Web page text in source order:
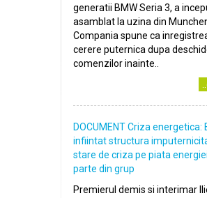
generatii BMW Seria 3, a
asamblat la uzina din
Compania spune ca
cerere puternica dupa
comenzilor inainte..
DOCUMENT Criza energetica:
infiintat structura
stare de criza pe piata
parte din grup
Premierul demis si interimar